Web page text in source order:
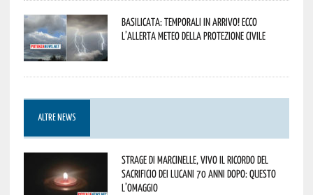
Basilicata: temporali in arrivo! Ecco
l’allerta meteo della Protezione civile
ALTRE NEWS
Strage di Marcinelle, vivo il ricordo del
sacrificio dei lucani 70 anni dopo: questo
l’omaggio